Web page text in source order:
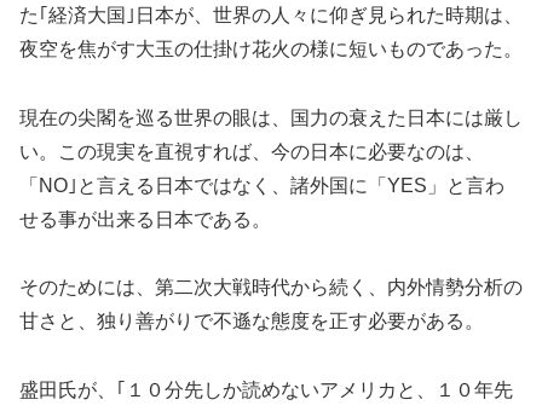
た｢経済大国｣日本が、世界の人々に仰ぎ見られた時期は、
夜空を焦がす大玉の仕掛け花火の様に短いものであった。
現在の尖閣を巡る世界の眼は、国力の衰えた日本には厳し
い。この現実を直視すれば、今の日本に必要なのは、
「NO｣と言える日本ではなく、諸外国に「YES」と言わ
せる事が出来る日本である。
そのためには、第二次大戦時代から続く、内外情勢分析の
甘さと、独り善がりで不遜な態度を正す必要がある。
盛田氏が、｢１０分先しか読めないアメリカと、１０年先